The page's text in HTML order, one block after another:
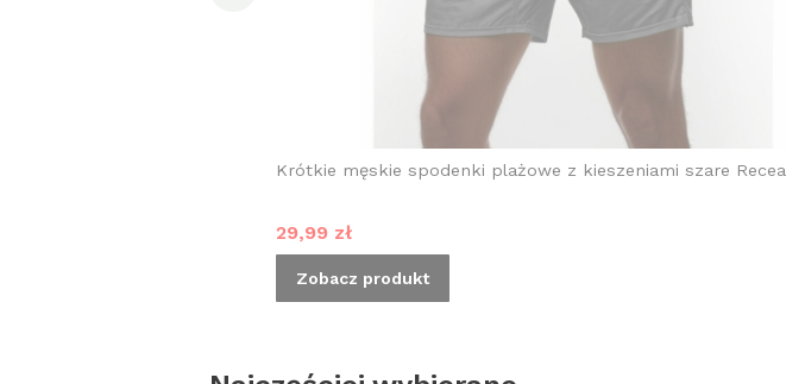
Krótkie męskie spodenki plażowe z kieszeniami szare Recea
Cena promocyjna
29,99 zł
Zobacz produkt